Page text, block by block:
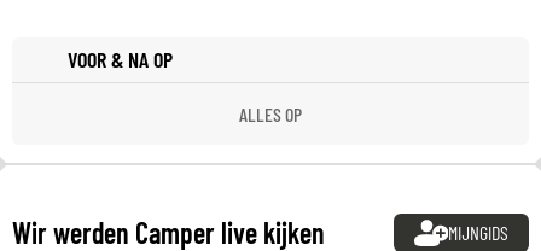
VOOR & NA OP
ALLES OP
Wir werden Camper live kijken MIJNGIDS